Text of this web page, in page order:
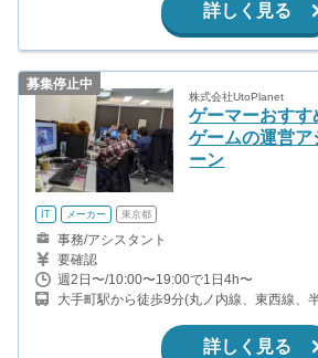
詳しく見る
募集停止中
株式会社UtoPlanet
ゲーマーおす
ゲームの運営ア
ーン
IT メーカー 東京都
事務/アシスタント
要確認
週2日〜/10:00〜19:00で1日4h〜
大手町駅から徒歩9分(丸ノ内線、東西線、
町駅から徒歩8分(都営新宿線) 淡路町駅から
詳しく見る